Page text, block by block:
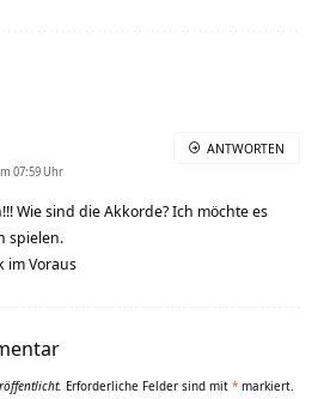
07:59 Uhr
Wie sind die Akkorde? Ich möchte es
spielen.
im Voraus
ANTWORTEN
Erforderliche Felder sind mit * markiert.